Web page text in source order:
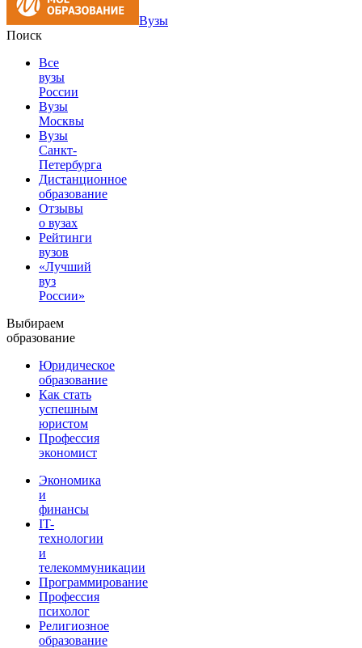
Вузы
Поиск
Все
вузы
России
Вузы
Москвы
Вузы
Санкт-
Петербурга
Дистанционное
образование
Отзывы
о вузах
Рейтинги
вузов
«Лучший
вуз
России»
Выбираем
образование
Юридическое
образование
Как стать
успешным
юристом
Профессия
экономист
Экономика
и
финансы
IT-
технологии
и
телекоммуникации
Программирование
Профессия
психолог
Религиозное
образование